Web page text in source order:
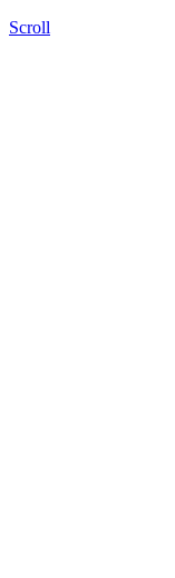
Scroll